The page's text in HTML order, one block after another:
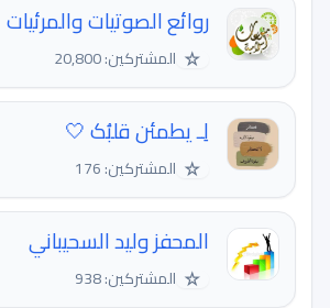
روائع الصوتيات والمرئيات
☆ المشتركين: 20,800
لِـ يطمئن قلبُک 🤍
☆ المشتركين: 176
المحفز وليد السحيباني
☆ المشتركين: 938